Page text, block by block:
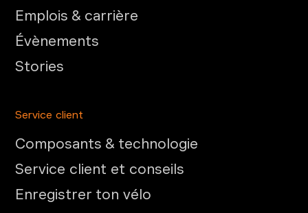
Emplois & carrière
Évènements
Stories
Service client
Composants & technologie
Service client et conseils
Enregistrer ton vélo